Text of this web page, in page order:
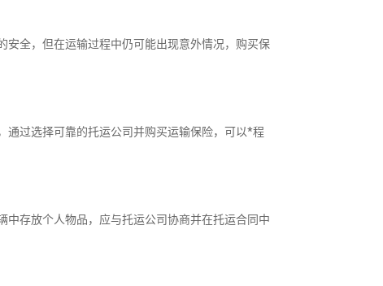
全，但在运输过程中仍可能出现意外情况，购买保
过选择可靠的托运公司并购买运输保险，可以*程
存放个人物品，应与托运公司协商并在托运合同中